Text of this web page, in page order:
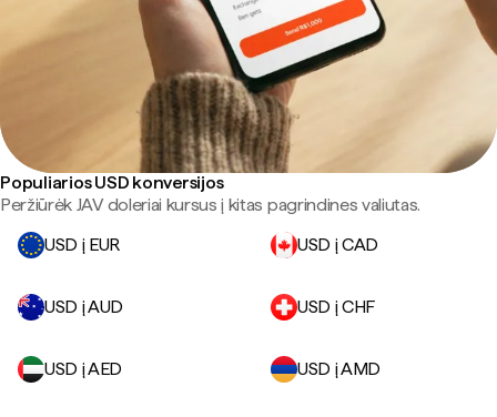
Populiarios USD konversijos
Peržiūrėk JAV doleriai kursus į kitas pagrindines valiutas.
USD į EUR
USD į CAD
USD į AUD USD į CHF
USD į AED USD į AMD